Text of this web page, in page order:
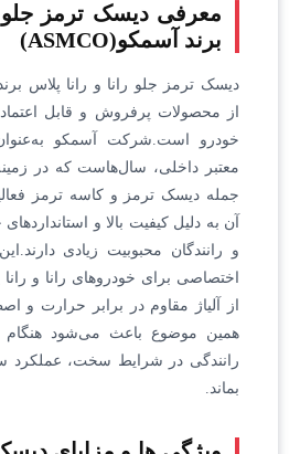
معرفی دیسک ترمز جلو
برند آسمکو(ASMCO)
از محصولات پرفروش و قابل
خودرو است.شرکت آسمکو به‌عنوان
معتبر داخلی، سال‌هاست که در
جمله دیسک ترمز و کاسه ترمز
آن به دلیل کیفیت بالا و
و رانندگان محبوبیت زیادی
اختصاصی برای خودروهای رانا و
از آلیاژ مقاوم در برابر حرارت
همین موضوع باعث می‌شود هنگام
رانندگی در شرایط سخت، عملکرد
بماند.